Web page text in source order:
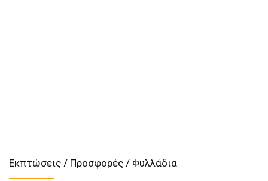
Εκπτώσεις / Προσφορές / Φυλλάδια